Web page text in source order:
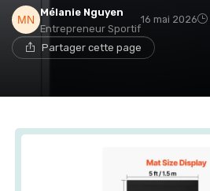
Mélanie Nguyen
Entrepreneur Sportif
16 mai 2026
Partager cette page